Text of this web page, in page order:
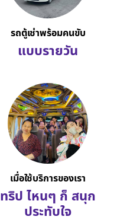
รถตู้เช่าพร้อมคนขับ
แบบรายวัน
เมื่อใช้บริการของเรา
ทริป ไหนๆ ก็ สนุก
ประทับใจ